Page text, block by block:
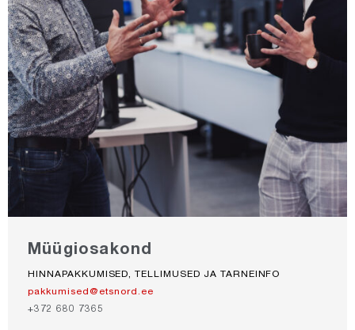
Müügiosakond
HINNAPAKKUMISED, TELLIMUSED JA TARNEINFO
pakkumised@etsnord.ee
+372 680 7365